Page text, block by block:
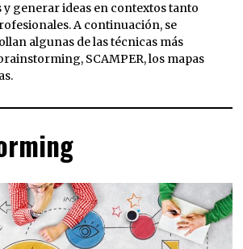
generar ideas en contextos tanto
A continuación, se
algunas de las técnicas más
SCAMPER, los mapas